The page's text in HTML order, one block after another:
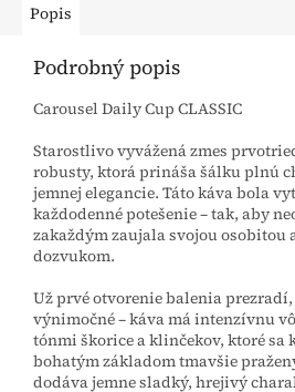
Popis
Podrobný popis
Carousel Daily Cup CLASSIC
Starostlivo vyvážená zmes
robusty, ktorá prináša šálku plnú
jemnej elegancie. Táto káva bola
každodenné potešenie – tak, aby
zakaždým zaujala svojou osobitou
dozvukom.
Už prvé otvorenie balenia prezradí,
výnimočné – káva má intenzívnu
tónmi škorice a klinčekov, ktoré sa
bohatým základom tmavšie
dodáva jemne sladký, hrejivý